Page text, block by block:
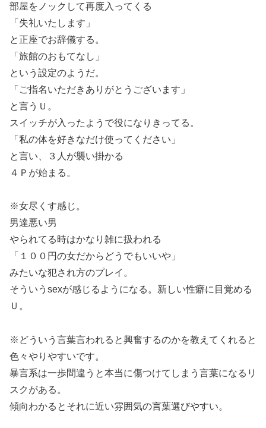
部屋をノックして再度入ってくる
「失礼いたします」
と正座でお辞儀する。
「旅館のおもてなし」
という設定のようだ。
「ご指名いただきありがとうございます」
と言うＵ。
スイッチが入ったようで役になりきってる。
「私の体を好きなだけ使ってください」
と言い、３人が襲い掛かる
４Ｐが始まる。
※女尽くす感じ。
男達悪い男
やられてる時はかなり雑に扱われる
「１００円の女だからどうでもいいや」
みたいな犯され方のプレイ。
そういうsexが感じるようになる。新しい性癖に目覚める
Ｕ。
※どういう言葉言われると興奮するのかを教えてくれると
色々やりやすいです。
暴言系は一歩間違うと本当に傷つけてしまう言葉になるリ
スクがある。
傾向わかるとそれに近い雰囲気の言葉選びやすい。